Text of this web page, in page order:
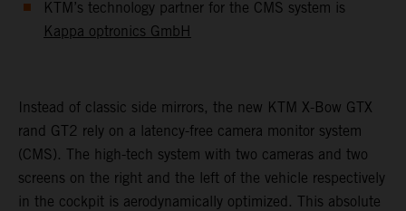
KTM’s technology partner for the CMS system is
Kappa optronics GmbH
Instead of classic side mirrors, the new KTM X-Bow GTX
rand GT2 rely on a latency-free camera monitor system
(CMS). The high-tech system with two cameras and two
screens on the right and the left of the vehicle respectively
in the cockpit is aerodynamically optimized. This absolute